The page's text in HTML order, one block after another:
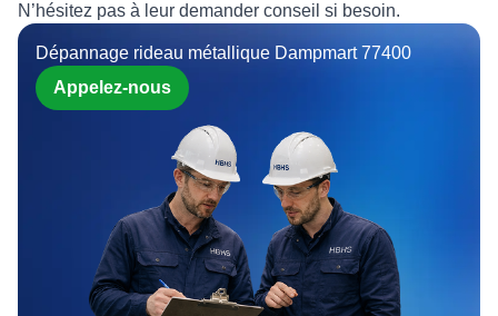
N’hésitez pas à leur demander conseil si besoin.
Dépannage rideau métallique Dampmart 77400
Appelez-nous